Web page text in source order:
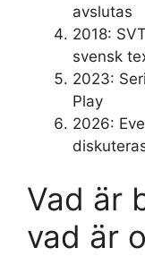
avslutas
2018:
svensk
2023:
Play
2026:
Vad är
vad är